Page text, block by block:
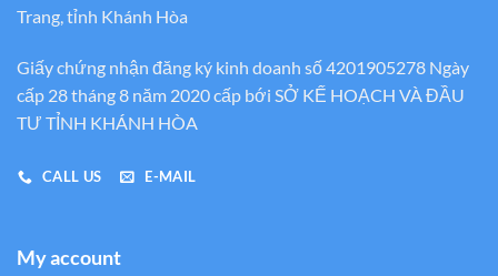
Trang, tỉnh Khánh Hòa
Giấy chứng nhận đăng ký kinh doanh số 4201905278 Ngày
cấp 28 tháng 8 năm 2020 cấp bới SỞ KẾ HOẠCH VÀ ĐẦU
TƯ TỈNH KHÁNH HÒA
CALL US E-MAIL
My account